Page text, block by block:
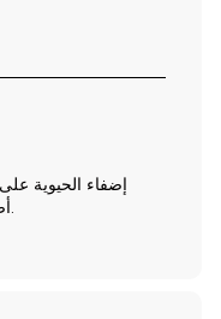
إضفاء الحيوية